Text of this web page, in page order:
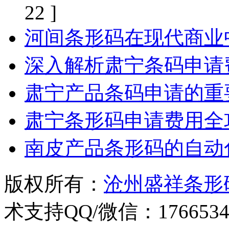
22 ]
河间条形码在现代商
深入解析肃宁条码申请
肃宁产品条码申请的
肃宁条形码申请费用
南皮产品条形码的自
版权所有： 沧州盛祥条
术支持QQ/微信：